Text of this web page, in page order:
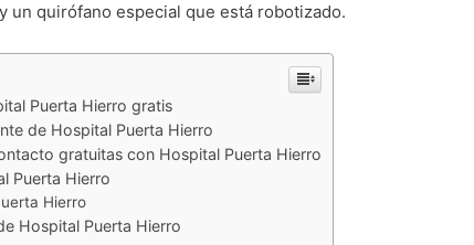
un quirófano especial que está robotizado.
Puerta Hierro gratis
de Hospital Puerta Hierro
gratuitas con Hospital Puerta Hierro
Puerta Hierro
Hierro
Hospital Puerta Hierro